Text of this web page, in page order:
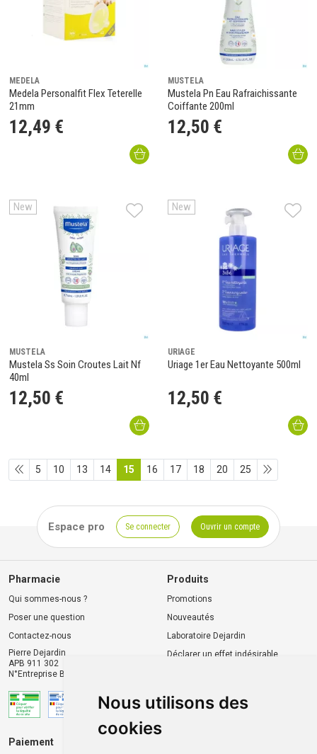
Nous utilisons des
cookies
MEDELA
Medela Personalfit Flex Teterelle
21mm
12,49 €
MUSTELA
Mustela Pn Eau Rafraichissante
Coiffante 200ml
12,50 €
New
MUSTELA
Mustela Ss Soin Croutes Lait Nf
40ml
12,50 €
New
URIAGE
Uriage 1er Eau Nettoyante 500ml
12,50 €
5 10 13 14 15 16 17 18 20 25
Espace pro Se connecter Ouvrir un compte
Pharmacie
Qui sommes-nous ?
Poser une question
Contactez-nous
Pierre Dejardin
APB 911 302
N°Entreprise BE0446.901.764
Produits
Promotions
Nouveautés
Laboratoire Dejardin
Déclarer un effet indésirable
Paiement